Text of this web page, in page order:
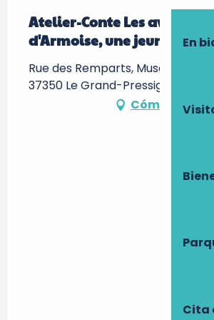
En
Cita
Atelier-Conte Les aventures
d'Armoise, une jeune Cro-
Rue des Remparts, Musée de la
37350 Le Grand-Pressigny
Cómo llegar